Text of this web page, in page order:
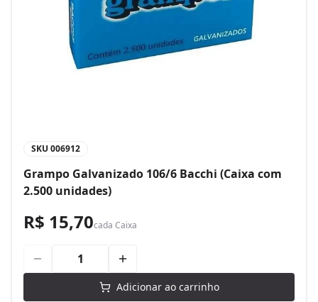
SKU 006912
Grampo Galvanizado 106/6 Bacchi (Caixa com
2.500 unidades)
R$ 15,70cada Caixa
Adicionar ao carrinho